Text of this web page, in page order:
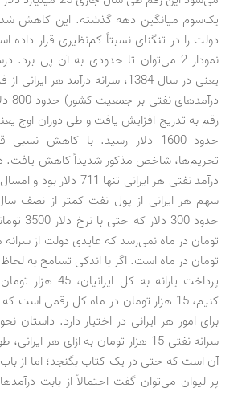
یک‌سوم میانگین دهه گذشته. این کاهش
دولت را در تنگنای نسبتاً کم‌نظیری قرار داده
یعنی در سال 1384، سرانه درآمد هر
حدود 1600 دلار رسید. با کاهش
درآمد نفتی هر ایرانی تنها
سهم هر ایرانی از پول نفت کمتر از نصف
تومان در ماه است. اگر با اندکی تسامح به
پرداخت یارانه به کل
کنیم، 15 هزار تومان در ماه کل رقمی
برای امور هر ایرانی در اختیار دارد. داستان
سرانه نفتی 15 هزار تومان به ازای هر
آن است که حتی در یک کتاب بگنجد؛ اما از باب
پر لیوان می‌توان گفت احتمالاً از بابت